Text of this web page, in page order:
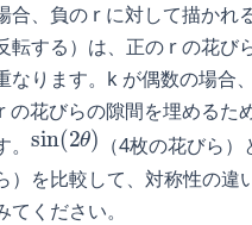
合、負の r に対して描かれ
転する）は、正の r の花び
なります。k が偶数の場合
の花びらの隙間を埋めるた
。
sin(2θ)
（4枚の花びら）
）を比較して、対称性の違
ください。